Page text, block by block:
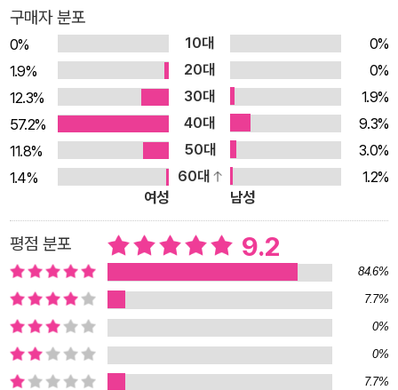
실이 되어 흐리터분하던 눈앞에 씩씩한 횃불을 밝힌다. 얄미운 내
편과 안쓰러운 상대편 사이. 사랑할 만한 인물들의 납득할 만한
싸움 학기 첫날 보라색 머리카락으로 등장한 담임 선생님, 별다른
잔소리 한 번 하지 않는 엄마, 따돌림의 피해자이지만 자신이 늑
대이고 다른 아이들이 토끼인 것 같다고 느끼는 하나 등, <짝짝
이 양말>에는 스테레오타입을 벗어난 인물들이 많이 등장한다.
말투며 옷차림에서부터 탄탄하게 구체적으로 설정된 개성 넘치
는 인물들은 순간순간 맞부딪치며 상처를 주고받기도 하지만, 서
로의 가치관을 바꾸고 확장하며 함께 성장하기도 한다. 같은 부분
을 읽으면서도 읽을 때마다 다른 판단을 내릴 수 있도록 구성되어
읽는 재미와 깊이를 더하는 대사와 장면들, 이를 따라 단선적인
피해자와 가해자의 구도를 넘어 순간순간 늑대와 토끼의 위치를
바꾸어 가지는 인물들을 미워하고 응원하다 보면, 어느새 나의 주
위 사람들을 둘러싼 이해의 폭마저 넓어진 것을 발견할 수 있을
것이다.
구매자 분포
0% 10대
0%
1.9%
20대
0%
12.3%
30대
1.9%
57.2%
40대
9.3%
11.8%
50대
3.0%
1.4%
60대
1.2%
여성
남성
평점 분포 9.2
84.6%
7.7%
0%
0%
7.7%